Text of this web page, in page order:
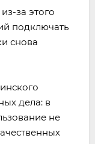
за этого
подключать
снова
дела: в
не